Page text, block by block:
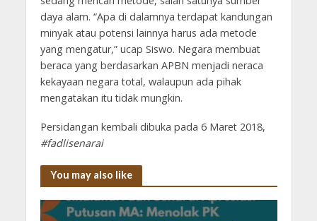
daya alam. “Apa di dalamnya terdapat kandungan
minyak atau potensi lainnya harus ada metode
yang mengatur,” ucap Siswo. Negara membuat
beraca yang berdasarkan APBN menjadi neraca
kekayaan negara total, walaupun ada pihak
mengatakan itu tidak mungkin.
Persidangan kembali dibuka pada 6 Maret 2018,
#fadlisenarai
You may also like